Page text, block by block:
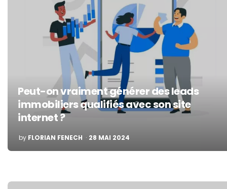
Peut-on vraiment générer des leads
immobiliers qualifiés avec son site
internet ?
POSTED
BY
by FLORIAN FENECH 28 MAI 2024